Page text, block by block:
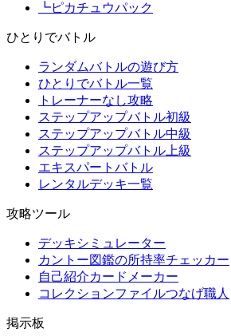
┗ピカチュウパック
ひとりでバトル
ランダムバトルの遊び方
ひとりでバトル一覧
トレーナーなし攻略
ステップアップバトル初級
ステップアップバトル中級
ステップアップバトル上級
エキスパートバトル
レンタルデッキ一覧
攻略ツール
デッキシミュレーター
カントー図鑑の所持率チェッカー
自己紹介カードメーカー
コレクションファイルつなげ職人
掲示板